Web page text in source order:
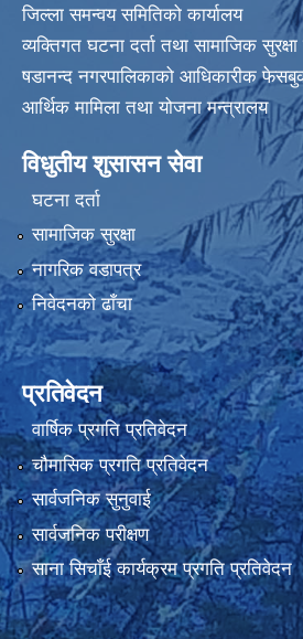
जिल्ला समन्वय समितिको कार्यालय
व्यक्तिगत घटना दर्ता तथा सामाजिक
षडानन्द नगरपालिकाको आधिकारीक
आर्थिक मामिला तथा योजना मन्त्रालय
विधुतीय शुसासन सेवा
घटना दर्ता
सामाजिक सुरक्षा
नागरिक वडापत्र
निवेदनको ढाँचा
प्रतिवेदन
वार्षिक प्रगति प्रतिवेदन
चौमासिक प्रगति प्रतिवेदन
सार्वजनिक सुनुवाई
सार्वजनिक परीक्षण
साना सिचाँई कार्यक्रम प्रगति प्रतिवेदन